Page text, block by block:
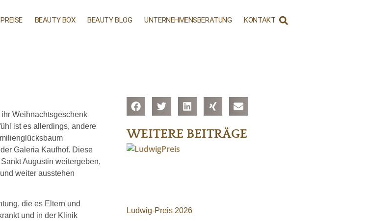
PREISE BEAUTY BOX BEAUTY BLOG UNTERNEHMENSBERATUNG KONTAKT
Weihnachtsgeschenk
ist es allerdings, andere
Galeria Kaufhof. Diese
Augustin weitergeben,
weiter ausstehen
die es Eltern und
und in der Klinik
WEITERE BEITRÄGE
Ludwig-Preis 2026